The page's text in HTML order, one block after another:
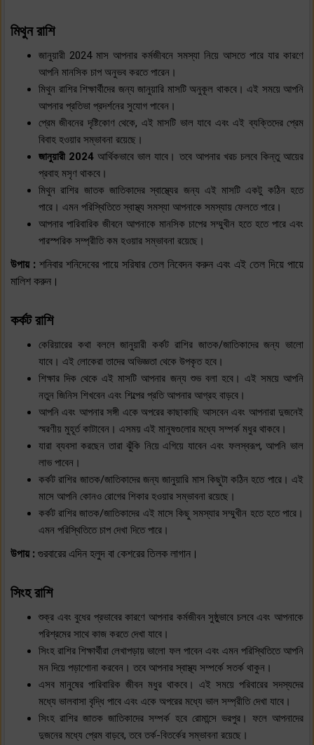
মিথুন রাশি
জানুয়ারী 2024 মাস আপনার কর্মজীবনে সমস্যা নিয়ে আসতে পারে যার কারণে
আপনি মানসিক চাপ অনুভব করতে পারেন।
মিথুন রাশির শিক্ষার্থীদের জন্য জানুয়ারি মাসটি অনুকূল থাকবে। এই সময়ে আপনি
আপনার প্রতিভা প্রদর্শনের সুযোগ পাবেন।
প্রেম জীবনের দৃষ্টিকোণ থেকে, এই মাসটি ভাল যাবে এবং এই ব্যক্তিদের প্রেম
বিবাহ হওয়ার সম্ভাবনা রয়েছে।
জানুয়ারী 2024 আর্থিকভাবে ভাল যাবে। তবে আপনার খরচ চলবে কিন্তু আয়ের
প্রবাহ মসৃণ থাকবে।
মিথুন রাশির জাতক জাতিকাদের স্বাস্থ্যের জন্য এই মাসটি একটু কঠিন হতে
পারে। এমন পরিস্থিতিতে স্বাস্থ্য সমস্যা আপনাকে সমস্যায় ফেলতে পারে।
আপনার পারিবারিক জীবনে আপনাকে মানসিক চাপের সম্মুখীন হতে হতে পারে এবং
পারস্পরিক সম্প্রীতি কম হওয়ার সম্ভাবনা রয়েছে।
উপায় : শনিবার শনিদেবের পায়ে সরিষার তেল নিবেদন করুন এবং এই তেল দিয়ে পায়ে
মালিশ করুন।
কর্কট রাশি
কেরিয়ারের কথা বললে জানুয়ারী কর্কট রাশির জাতক/জাতিকাদের জন্য ভালো
যাবে। এই লোকেরা তাদের অভিজ্ঞতা থেকে উপকৃত হবে।
শিক্ষার দিক থেকে এই মাসটি আপনার জন্য শুভ বলা হবে। এই সময়ে আপনি
নতুন জিনিস শিখবেন এবং শিল্পের প্রতি আপনার আগ্রহ বাড়বে।
আপনি এবং আপনার সঙ্গী একে অপরের কাছাকাছি আসবেন এবং আপনারা দুজনেই
স্মরণীয় মুহূর্ত কাটাবেন। এসময় এই মানুষগুলোর মধ্যে সম্পর্ক মধুর থাকবে।
যারা ব্যবসা করছেন তারা ঝুঁকি নিয়ে এগিয়ে যাবেন এবং ফলস্বরূপ, আপনি ভাল
লাভ পাবেন।
কর্কট রাশির জাতক/জাতিকাদের জন্য জানুয়ারি মাস কিছুটা কঠিন হতে পারে। এই
মাসে আপনি কোনও রোগের শিকার হওয়ার সম্ভাবনা রয়েছে।
কর্কট রাশির জাতক/জাতিকাদের এই মাসে কিছু সমস্যার সম্মুখীন হতে হতে পারে।
এমন পরিস্থিতিতে চাপ দেখা দিতে পারে।
উপায় : গুরবারের এদিন হলুদ বা কেশরের তিলক লাগান।
সিংহ রাশি
শুক্র এবং বুধের প্রভাবের কারণে আপনার কর্মজীবন সুষ্ঠুভাবে চলবে এবং আপনাকে
পরিশ্রমের সাথে কাজ করতে দেখা যাবে।
সিংহ রাশির শিক্ষার্থীরা লেখাপড়ায় ভালো ফল পাবেন এবং এমন পরিস্থিতিতে আপনি
মন দিয়ে পড়াশোনা করবেন। তবে আপনার স্বাস্থ্য সম্পর্কে সতর্ক থাকুন।
এসব মানুষের পারিবারিক জীবন মধুর থাকবে। এই সময়ে পরিবারের সদস্যদের
মধ্যে ভালবাসা বৃদ্ধি পাবে এবং একে অপরের মধ্যে ভাল সম্প্রীতি দেখা যাবে।
সিংহ রাশির জাতক জাতিকাদের সম্পর্ক হবে রোমান্সে ভরপুর। ফলে আপনাদের
দুজনের মধ্যে প্রেম বাড়বে, তবে তর্ক-বিতর্কের সম্ভাবনা রয়েছে।